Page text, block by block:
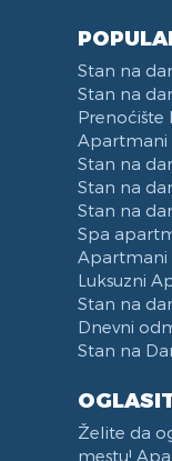
Stan na
Stan na
Prenoćište
Apartmani
Stan na
Stan na
Stan na
Spa
Apartmani
Luksuzni
Stan na
Dnevni
Stan na
Želite da
mestu!